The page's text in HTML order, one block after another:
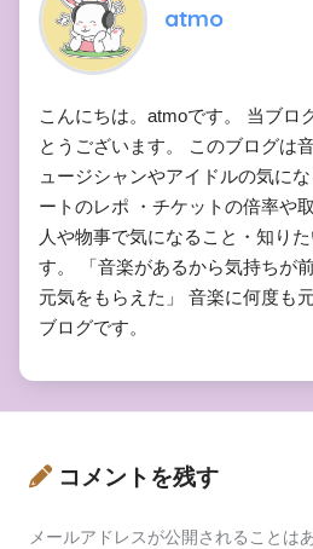
atmo
こんにちは。atmoです。 当ブロ
とうございます。 このブログは
ュージシャンやアイドルの気に
ートのレポ ・チケットの倍率や
人や物事で気になること・知り
す。 「音楽があるから気持ちが
元気をもらえた」 音楽に何度も
ブログです。
コメントを残す
メールアドレスが公開されることは